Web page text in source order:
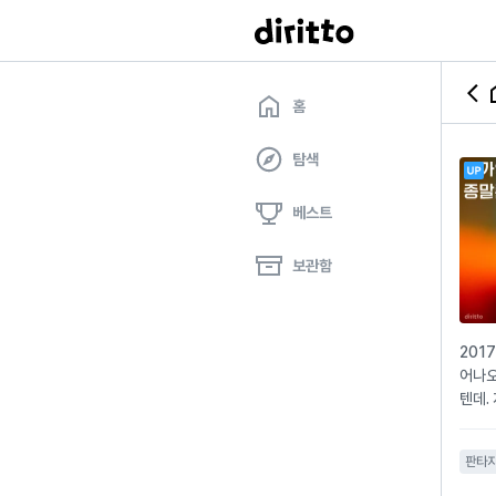
홈
탐색
베스트
보관함
2017
어나
텐데.
판타